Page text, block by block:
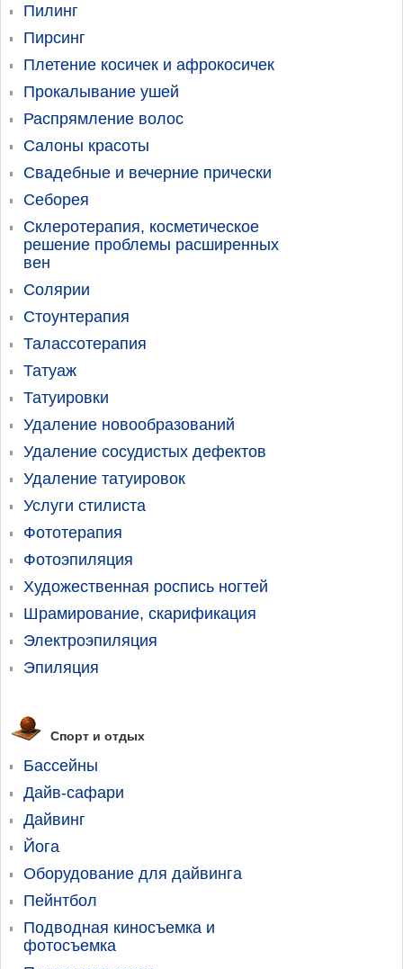
Пилинг
Пирсинг
Плетение косичек и афрокосичек
Прокалывание ушей
Распрямление волос
Салоны красоты
Свадебные и вечерние прически
Себорея
Склеротерапия, косметическое
решение проблемы расширенных
вен
Солярии
Стоунтерапия
Талассотерапия
Татуаж
Татуировки
Удаление новообразований
Удаление сосудистых дефектов
Удаление татуировок
Услуги стилиста
Фототерапия
Фотоэпиляция
Художественная роспись ногтей
Шрамирование, скарификация
Электроэпиляция
Эпиляция
Спорт и отдых
Бассейны
Дайв-сафари
Дайвинг
Йога
Оборудование для дайвинга
Пейнтбол
Подводная киносъемка и
фотосъемка